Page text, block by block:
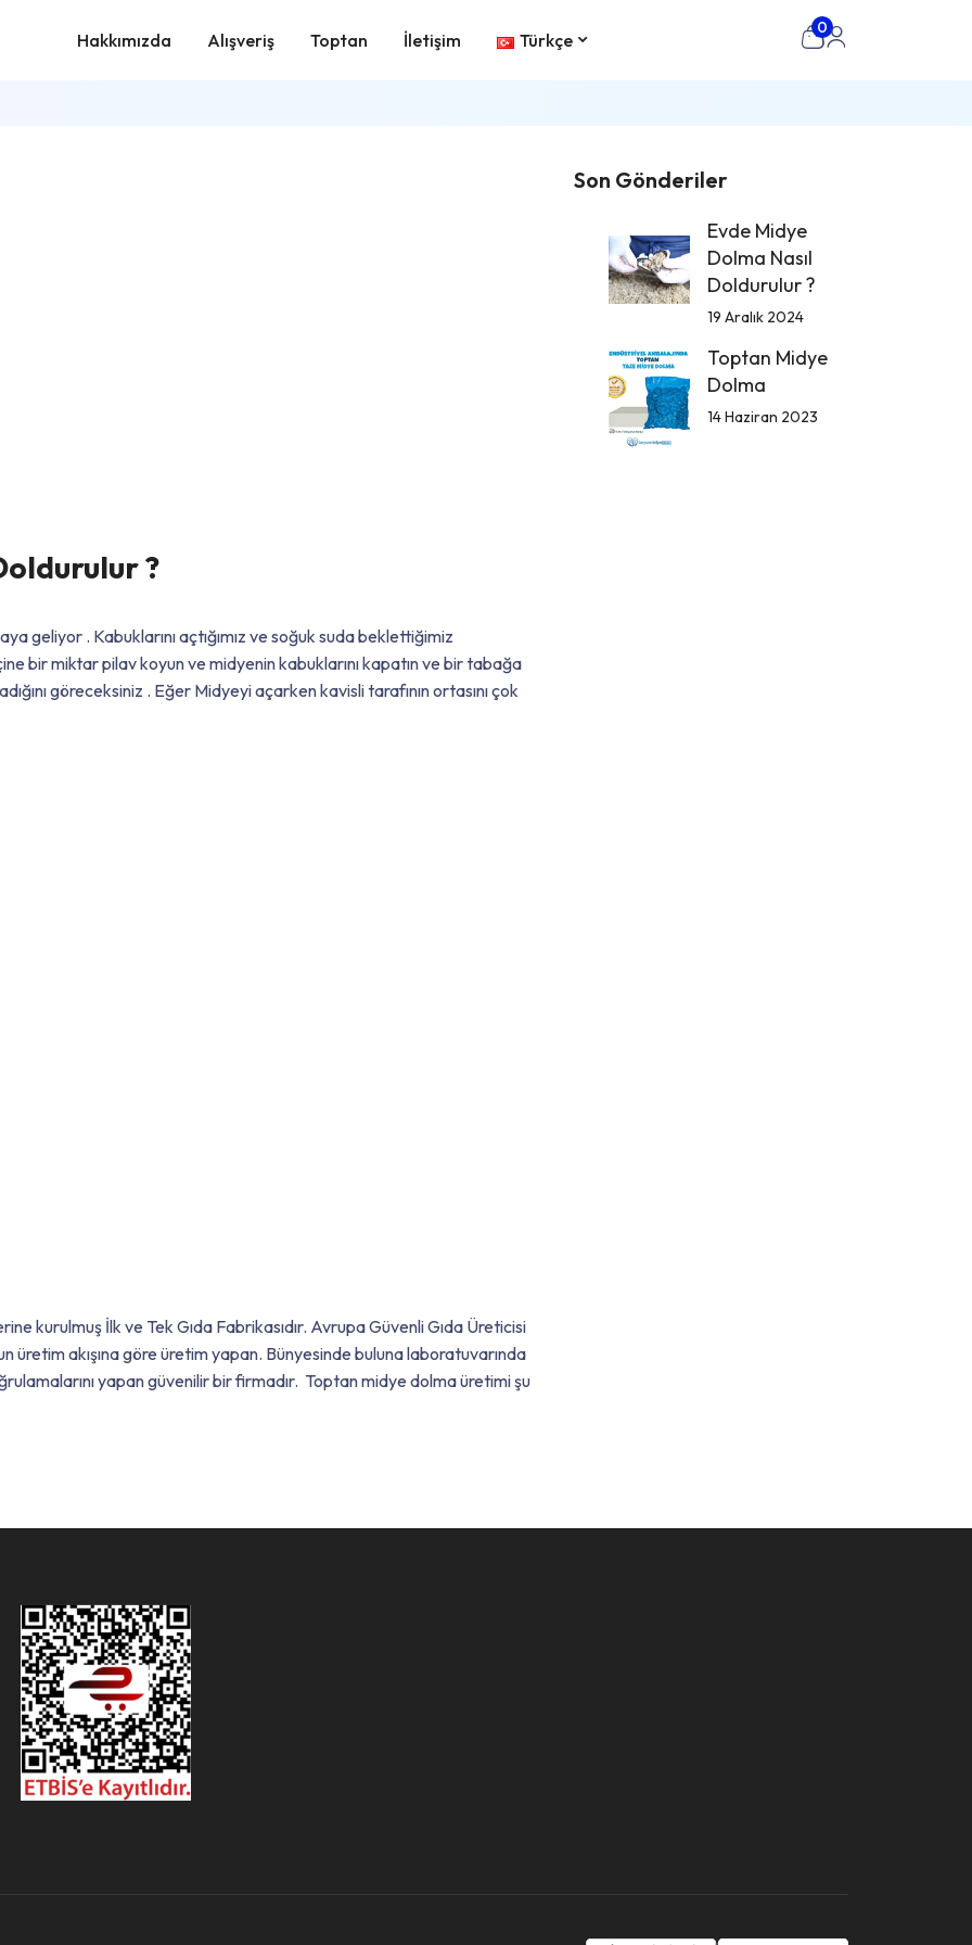
Hakkımızda Alışveriş Toptan İletişim Türkçe
0
?
geliyor . Kabuklarını açtığımız ve soğuk suda beklettiğimiz
bir miktar pilav koyun ve midyenin kabuklarını kapatın ve bir tabağa
göreceksiniz . Eğer Midyeyi açarken kavisli tarafının ortasını çok
kurulmuş İlk ve Tek Gıda Fabrikasıdır. Avrupa Güvenli Gıda Üreticisi
üretim akışına göre üretim yapan. Bünyesinde buluna laboratuvarında
yapan güvenilir bir firmadır. Toptan midye dolma üretimi şu
Son Gönderiler
Evde Midye
Dolma Nasıl
Doldurulur ?
19 Aralık 2024
Toptan Midye
Dolma
14 Haziran 2023